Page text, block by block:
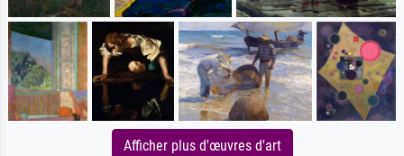
Afficher plus d'œuvres d'art